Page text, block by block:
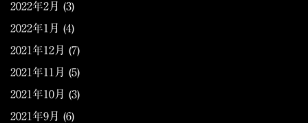
2022年2月 (3)
2022年1月 (4)
2021年12月 (7)
2021年11月 (5)
2021年10月 (3)
2021年9月 (6)